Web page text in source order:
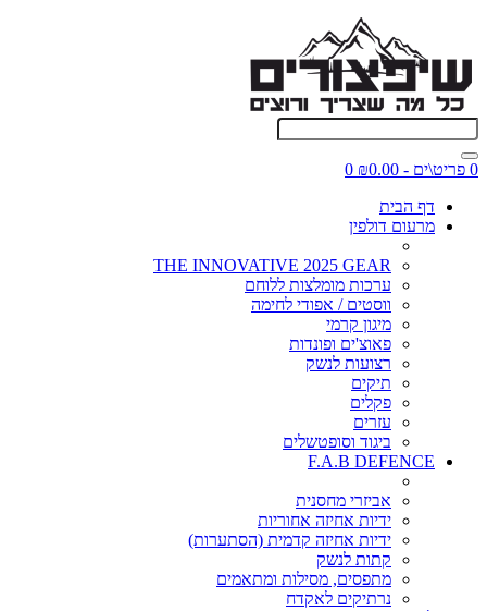
0 פריט\ים - ₪0.00
0
דף הבית
מרעום דולפין
THE INNOVATIVE 2025 GEAR
ערכות מומלצות ללוחם
ווסטים / אפודי לחימה
מיגון קרמי
פאוצ'ים ופונדות
רצועות לנשק
תיקים
פקלים
עזרים
ביגוד וסופטשלים
F.A.B DEFENCE
אביזרי מחסנית
ידיות אחיזה אחוריות
ידיות אחיזה קדמית (הסתערות)
קתות לנשק
מתפסים, מסילות ומתאמים
נרתיקים לאקדח